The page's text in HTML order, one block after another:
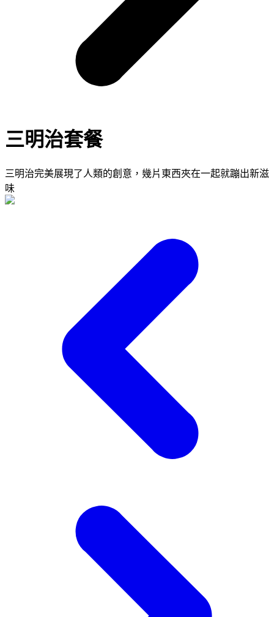
三明治套餐
三明治完美展現了人類的創意，幾片東西夾在一起就蹦出新滋
味